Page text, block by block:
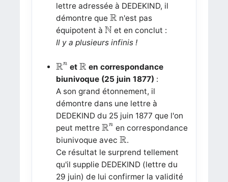
lettre adressée à DEDEKIND, il
démontre que R
R n'est pas
équipotent à N
Net en conclut :
Il y a plusieurs infinis !
Rn
Rn et R
R en correspondance
biunivoque (25 juin 1877) :
A son grand étonnement, il
démontre dans une lettre à
DEDEKIND du 25 juin 1877 que l'on
peut mettre Rn
Rn en correspondance
biunivoque avec R
R.
Ce résultat le surprend tellement
qu'il supplie DEDEKIND (lettre du
29 juin) de lui confirmer la validité